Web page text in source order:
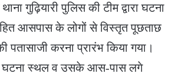
गुढ़ियारी पुलिस की टीम द्वारा घटना
आसपास के लोगों से विस्तृत पूछताछ
पतासाजी करना प्रारंभ किया गया।
घटना स्थल व उसके आस-पास लगे